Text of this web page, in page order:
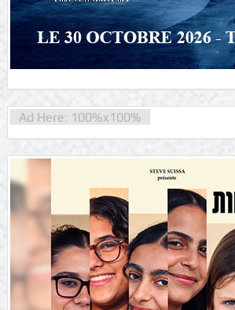
Ad Here: 100%x100%